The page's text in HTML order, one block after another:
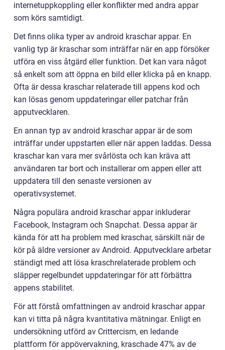
internetuppkoppling eller konflikter med andra appar
som körs samtidigt.
Det finns olika typer av android kraschar appar. En
vanlig typ är kraschar som inträffar när en app försöker
utföra en viss åtgärd eller funktion. Det kan vara något
så enkelt som att öppna en bild eller klicka på en knapp.
Ofta är dessa kraschar relaterade till appens kod och
kan lösas genom uppdateringar eller patchar från
apputvecklaren.
En annan typ av android kraschar appar är de som
inträffar under uppstarten eller när appen laddas. Dessa
kraschar kan vara mer svårlösta och kan kräva att
användaren tar bort och installerar om appen eller att
uppdatera till den senaste versionen av
operativsystemet.
Några populära android kraschar appar inkluderar
Facebook, Instagram och Snapchat. Dessa appar är
kända för att ha problem med kraschar, särskilt när de
kör på äldre versioner av Android. Apputvecklare arbetar
ständigt med att lösa kraschrelaterade problem och
släpper regelbundet uppdateringar för att förbättra
appens stabilitet.
För att förstå omfattningen av android kraschar appar
kan vi titta på några kvantitativa mätningar. Enligt en
undersökning utförd av Crittercism, en ledande
plattform för appövervakning, kraschade 47% av de